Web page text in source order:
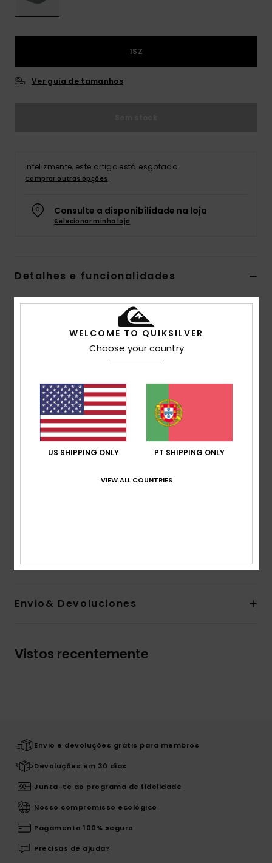
1SZ
Ver guia de tamanhos
Infelizmente, este artigo está esgotado.
Comprar outras opções
Consulte a disponibilidade na loja
Selecionar minha loja
Detalhes e funcionalidades
Boné Trucker Preto Homem
Código de Cor
Construção:Estruturada de 6 painéis
Pala:Aba curva Netplus feita de garrafas recicladas
Fecho:Fecho Snapback de plástico reciclado
Etiqueta da marca:Aplique tecido de alta definição
ao centro, à frente, feito com a utilização de fios
Outras características:Painéis frontais de sarja de
Envio& Devoluciones
Vistos recentemente
Envio e devoluções grátis para membros
Devoluções em 30 dias
Junta-te ao programa de fidelidade
Nosso compromisso ecológico
Pagamento 100% seguro
Precisas de ajuda?
WELCOME TO QUIKSILVER
Choose your country
US SHIPPING ONLY PT SHIPPING ONLY
VIEW ALL COUNTRIES